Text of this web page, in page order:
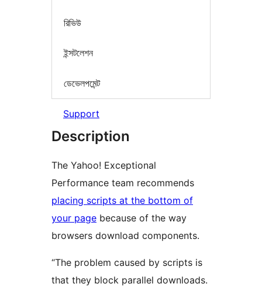
রিভিউ
ইন্সটলেশন
ডেভেলপমেন্ট
Support
Description
The Yahoo! Exceptional
Performance team recommends
placing scripts at the bottom of
your page because of the way
browsers download components.
“The problem caused by scripts is
that they block parallel downloads.